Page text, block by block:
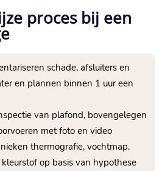
proces bij een
schade, afsluiters en
en plannen binnen 1 uur een
van plafond, bovengelegen
met foto en video
thermografie, vochtmap,
op basis van hypothese